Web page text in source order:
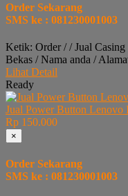
Order Sekarang
SMS ke : 081230001003
Ketik: Order / / Jual
Bekas / Nama anda /
Lihat Detail
Ready
Jual Power Button
Rp 150.000
×
Order Sekarang
SMS ke : 081230001003